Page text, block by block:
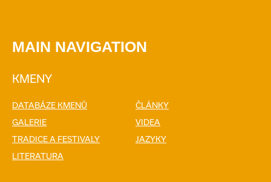
MAIN NAVIGATION
KMENY
DATABÁZE KMENŮ
ČLÁNKY
GALERIE
VIDEA
TRADICE A FESTIVALY
JAZYKY
LITERATURA